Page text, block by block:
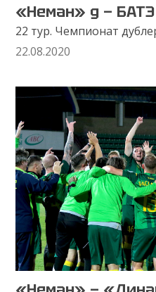
«Неман» д —
22 тур. Чемпионат
22.08.2020